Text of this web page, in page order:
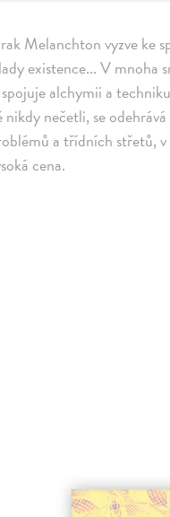
Melanchton vyzve ke
existence... V mnoha
alchymii a
nikdy nečetli, se
a třídních střetů,
cena.